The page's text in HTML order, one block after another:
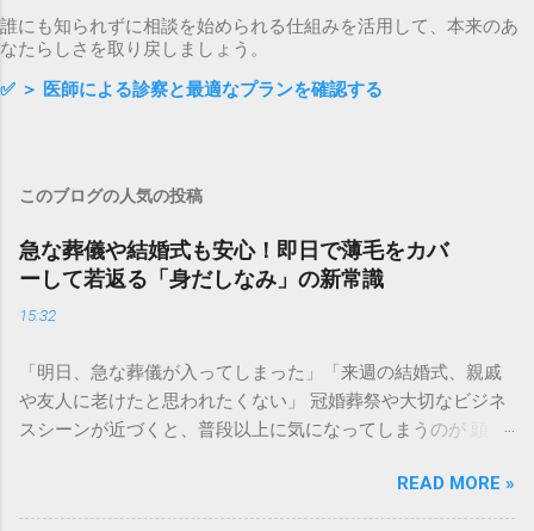
誰にも知られずに相談を始められる仕組みを活用して、本来のあ
なたらしさを取り戻しましょう。
✅ ＞ 医師による診察と最適なプランを確認する
このブログの人気の投稿
急な葬儀や結婚式も安心！即日で薄毛をカバ
ーして若返る「身だしなみ」の新常識
15:32
「明日、急な葬儀が入ってしまった」「来週の結婚式、親戚
や友人に老けたと思われたくない」 冠婚葬祭や大切なビジネ
スシーンが近づくと、普段以上に気になってしまうのが 頭頂
見てショックを受けたり、お辞儀をする瞬間に「頭を見られ
ているかも」と不安になったりするのは、非常に辛いもので
READ MORE »